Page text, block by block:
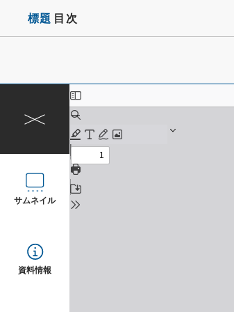
標題 目次
サムネイル
資料情報